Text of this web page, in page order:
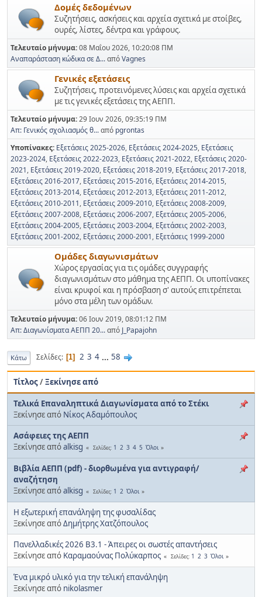
Δομές δεδομένων
Συζητήσεις, ασκήσεις και αρχεία σχετικά με στοίβες,
ουρές, λίστες, δέντρα και γράφους.
Τελευταίο μήνυμα:08 Μαΐου 2026, 10:20:08 ΠΜ
Αναπαράσταση κώδικα σε Δ...απόVagnes
Γενικές εξετάσεις
Συζητήσεις, προτεινόμενες λύσεις και αρχεία σχετικά
με τις γενικές εξετάσεις της ΑΕΠΠ.
Τελευταίο μήνυμα:29 Ιουν 2026, 09:35:19 ΠΜ
Απ: Γενικός σχολιασμός θ...από pgrontas
Υποπίνακες Εξετάσεις 2025-2026 Εξετάσεις 2024-2025 Εξετάσεις
2023-2024 Εξετάσεις 2022-2023 Εξετάσεις 2021-2022 Εξετάσεις 2020-
2021 Εξετάσεις 2019-2020 Εξετάσεις 2018-2019 Εξετάσεις 2017-2018
Εξετάσεις 2016-2017 Εξετάσεις 2015-2016 Εξετάσεις 2014-2015
Εξετάσεις 2013-2014 Εξετάσεις 2012-2013 Εξετάσεις 2011-2012
Εξετάσεις 2010-2011 Εξετάσεις 2009-2010 Εξετάσεις 2008-2009
Εξετάσεις 2007-2008 Εξετάσεις 2006-2007 Εξετάσεις 2005-2006
Εξετάσεις 2004-2005 Εξετάσεις 2003-2004 Εξετάσεις 2002-2003
Εξετάσεις 2001-2002 Εξετάσεις 2000-2001 Εξετάσεις 1999-2000
Ομάδες διαγωνισμάτων
Χώρος εργασίας για τις ομάδες συγγραφής
διαγωνισμάτων στο μάθημα της ΑΕΠΠ. Οι υποπίνακες
είναι κρυφοί και η πρόσβαση σ' αυτούς επιτρέπεται
μόνο στα μέλη των ομάδων.
Τελευταίο μήνυμα:06 Ιουν 2019, 08:01:12 ΠΜ
Απ: Διαγωνίσματα ΑΕΠΠ 20...από J_Papajohn
Κάτω Σελίδες 1 2 3 4 ... 58
Τίτλος/Ξεκίνησε από
Τελικά Επαναληπτικά Διαγωνίσματα από το Στέκι
Ξεκίνησε από Νίκος Αδαμόπουλος
Ασάφειες της ΑΕΠΠ
Ξεκίνησε απόalkisg Σελίδες 1 2 3 4 5 Όλοι
Βιβλία ΑΕΠΠ (pdf) - διορθωμένα για αντιγραφή/
αναζήτηση
Ξεκίνησε απόalkisg Σελίδες 1 2 Όλοι
Η εξωτερική επανάληψη της φυσαλίδας
Ξεκίνησε απόΔημήτρης Χατζόπουλος
Πανελλαδικές 2026 Β3.1 - Άπειρες οι σωστές απαντήσεις
Ξεκίνησε από Καραμαούνας Πολύκαρπος Σελίδες 1 2 3 Όλοι
Ένα μικρό υλικό για την τελική επανάληψη
Ξεκίνησε από nikolasmer